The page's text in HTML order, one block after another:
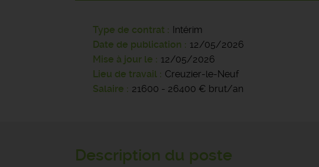
Type de contrat
Intérim
Date de publication
12/05/2026
Mise à jour le
12/05/2026
Lieu de travail
Creuzier-le-Neuf
Salaire
21600 - 26400 € brut/an
Description du poste